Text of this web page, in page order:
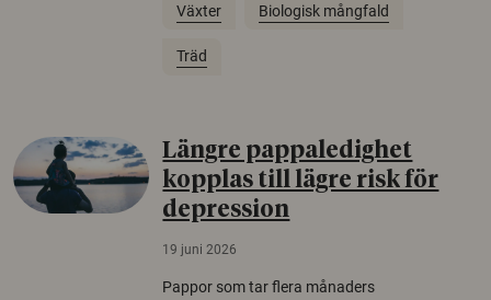
Växter Biologisk mångfald
Träd
Längre pappaledighet
kopplas till lägre risk för
depression
19 juni 2026
Pappor som tar flera månaders